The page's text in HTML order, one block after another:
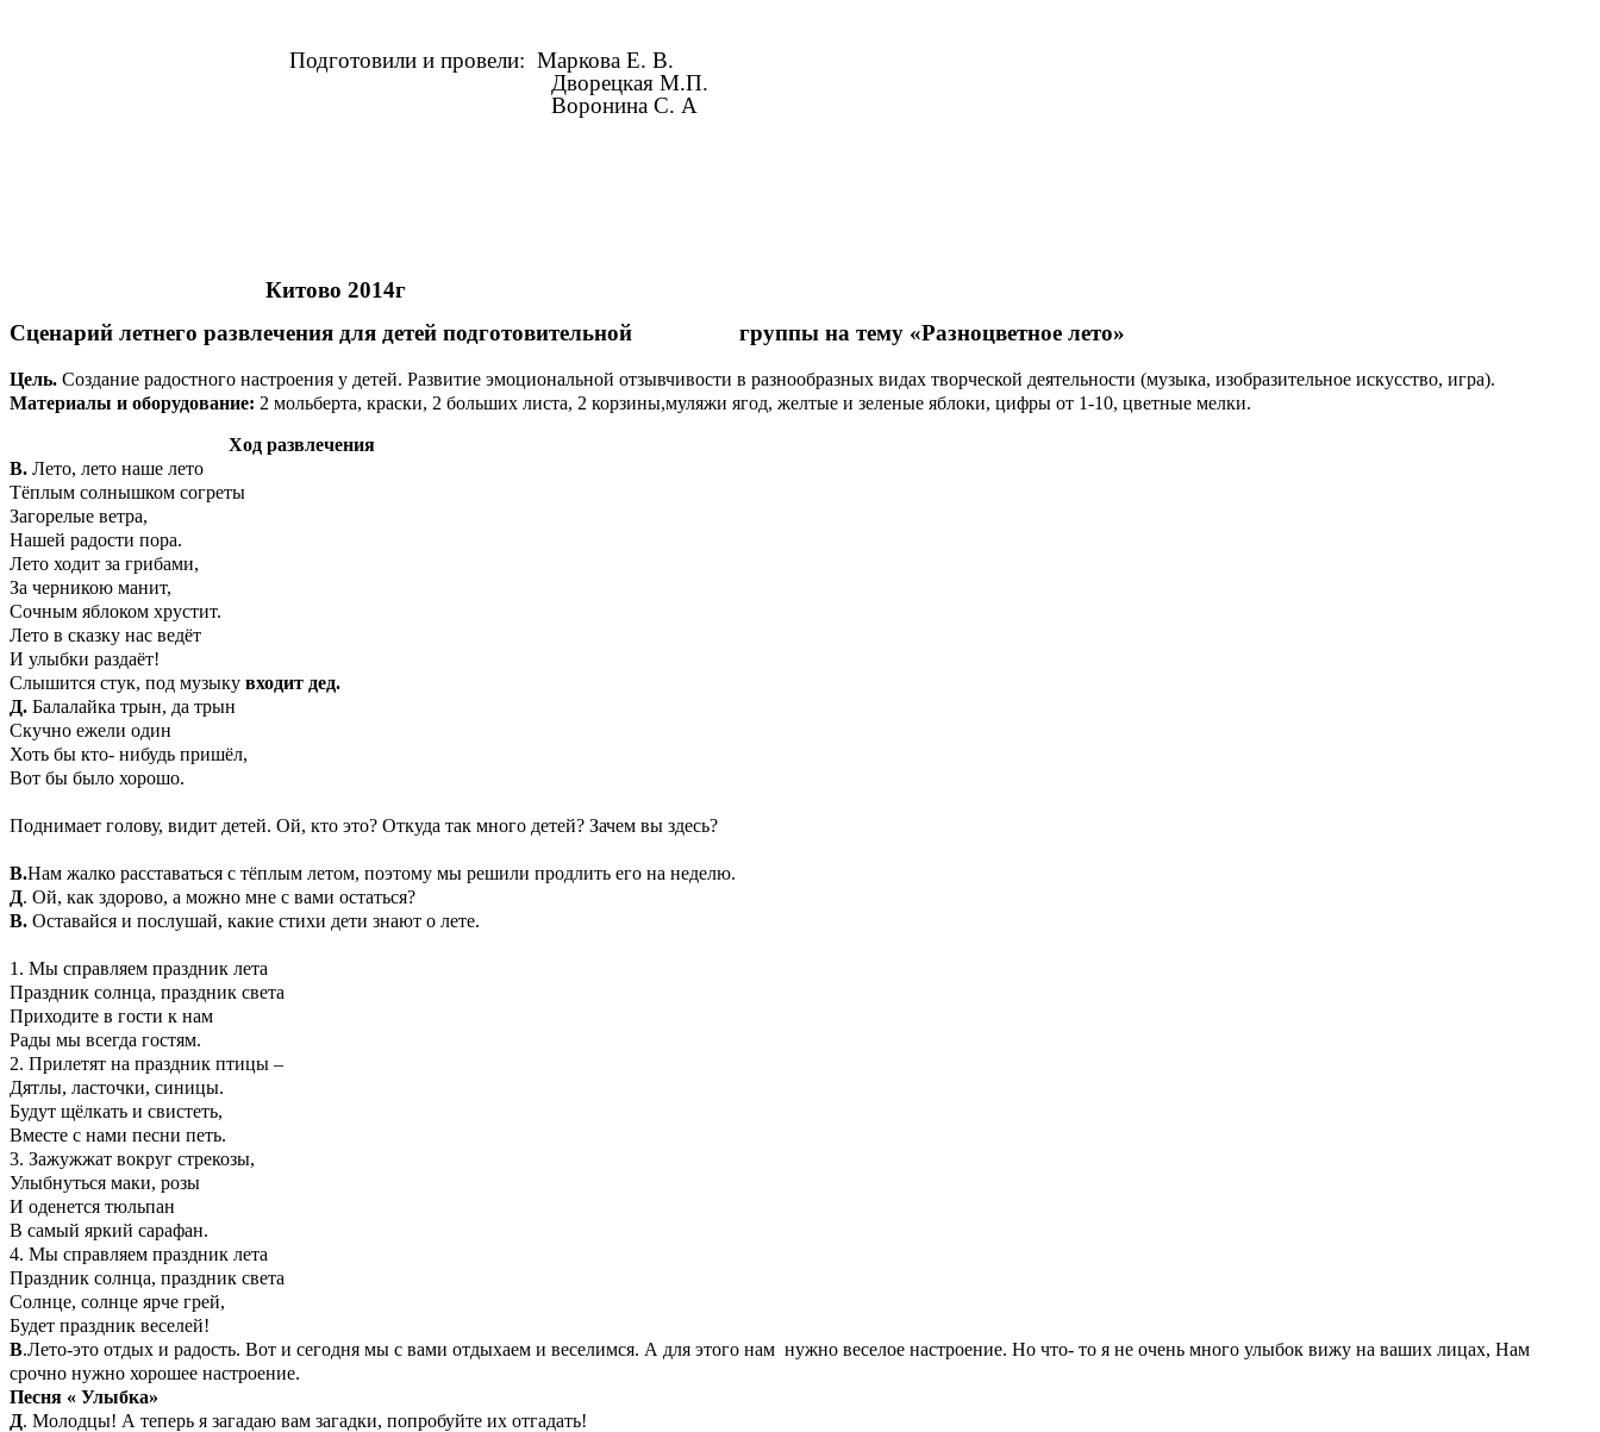
Подготовили и провели: Маркова Е. В.
Дворецкая М.П.
Воронина С. А
Китово 2014г
Сценарий летнего развлечения для детей подготовительной группы на тему «Разноцветное лето»
Цель. Создание радостного настроения у детей. Развитие эмоциональной отзывчивости в разнообразных видах творческой деятельности (музыка, изобразительное искусство, игра).
Материалы и оборудование: 2 мольберта, краски, 2 больших листа, 2 корзины,муляжи ягод, желтые и зеленые яблоки, цифры от 1-10, цветные мелки.
Ход развлечения
В. Лето, лето наше лето
Тёплым солнышком согреты
Загорелые ветра,
Нашей радости пора.
Лето ходит за грибами,
За черникою манит,
Сочным яблоком хрустит.
Лето в сказку нас ведёт
И улыбки раздаёт!
Слышится стук, под музыку входит дед.
Д. Балалайка трын, да трын
Скучно ежели один
Хоть бы кто- нибудь пришёл,
Вот бы было хорошо.
Поднимает голову, видит детей. Ой, кто это? Откуда так много детей? Зачем вы здесь?
В.Нам жалко расставаться с тёплым летом, поэтому мы решили продлить его на неделю.
Д. Ой, как здорово, а можно мне с вами остаться?
В. Оставайся и послушай, какие стихи дети знают о лете.
1. Мы справляем праздник лета
Праздник солнца, праздник света
Приходите в гости к нам
Рады мы всегда гостям.
2. Прилетят на праздник птицы –
Дятлы, ласточки, синицы.
Будут щёлкать и свистеть,
Вместе с нами песни петь.
3. Зажужжат вокруг стрекозы,
Улыбнуться маки, розы
И оденется тюльпан
В самый яркий сарафан.
4. Мы справляем праздник лета
Праздник солнца, праздник света
Солнце, солнце ярче грей,
Будет праздник веселей!
В.Лето-это отдых и радость. Вот и сегодня мы с вами отдыхаем и веселимся. А для этого нам нужно веселое настроение. Но что- то я не очень много улыбок вижу на ваших лицах, Нам
срочно нужно хорошее настроение.
Песня « Улыбка»
Д. Молодцы! А теперь я загадаю вам загадки, попробуйте их отгадать!